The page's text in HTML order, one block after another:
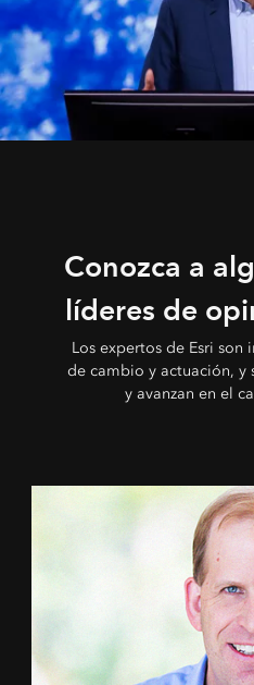
Conozca a
líderes de
Los expertos de Esri son
de cambio y actuación, y
y avanzan en el